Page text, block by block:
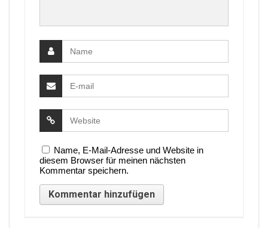
Name, E-Mail-Adresse und Website in
diesem Browser für meinen nächsten
Kommentar speichern.